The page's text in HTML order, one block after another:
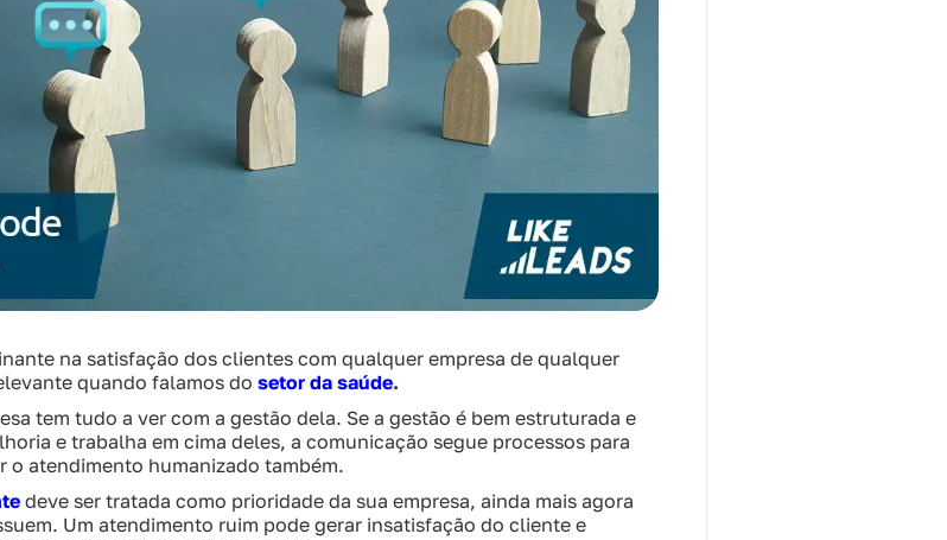
na satisfação dos clientes com qualquer empresa de qualquer
quando falamos do setor da saúde.
tem tudo a ver com a gestão dela. Se a gestão é bem estruturada e
e trabalha em cima deles, a comunicação segue processos para
o atendimento humanizado também.
deve ser tratada como prioridade da sua empresa, ainda mais agora
Um atendimento ruim pode gerar insatisfação do cliente e